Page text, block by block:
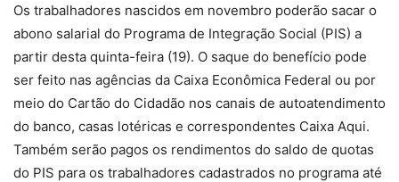
Os trabalhadores nascidos em novembro poderão sacar o
abono salarial do Programa de Integração Social (PIS) a
partir desta quinta-feira (19). O saque do benefício pode
ser feito nas agências da Caixa Econômica Federal ou por
meio do Cartão do Cidadão nos canais de autoatendimento
do banco, casas lotéricas e correspondentes Caixa Aqui.
Também serão pagos os rendimentos do saldo de quotas
do PIS para os trabalhadores cadastrados no programa até